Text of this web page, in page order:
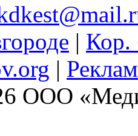
| Кор.
|
ООО